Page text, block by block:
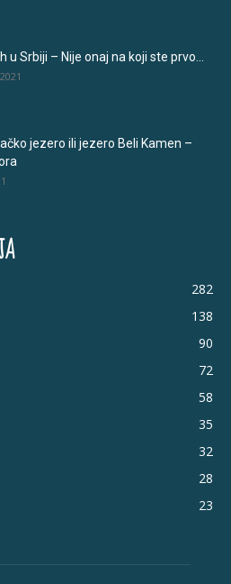
u Srbiji – Nije onaj na koji ste prvo...
jezero ili jezero Beli Kamen –
282
138
90
72
58
35
32
28
23